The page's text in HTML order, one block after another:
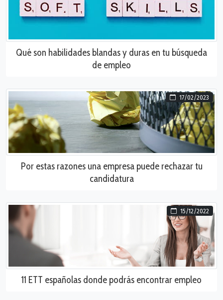
Qué son habilidades blandas y duras en tu búsqueda
de empleo
17/02/2023
Por estas razones una empresa puede rechazar tu
candidatura
15/12/2022
11 ETT españolas donde podrás encontrar empleo